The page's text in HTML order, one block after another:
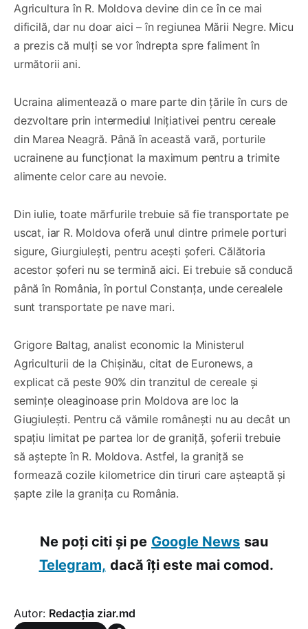
Agricultura în R. Moldova devine din ce în ce mai
dificilă, dar nu doar aici – în regiunea Mării Negre. Micu
a prezis că mulți se vor îndrepta spre faliment în
următorii ani.
Ucraina alimentează o mare parte din țările în curs de
dezvoltare prin intermediul Inițiativei pentru cereale
din Marea Neagră. Până în această vară, porturile
ucrainene au funcționat la maximum pentru a trimite
alimente celor care au nevoie.
Din iulie, toate mărfurile trebuie să fie transportate pe
uscat, iar R. Moldova oferă unul dintre primele porturi
sigure, Giurgiulești, pentru acești șoferi. Călătoria
acestor șoferi nu se termină aici. Ei trebuie să conducă
până în România, în portul Constanța, unde cerealele
sunt transportate pe nave mari.
Grigore Baltag, analist economic la Ministerul
Agriculturii de la Chișinău, citat de Euronews, a
explicat că peste 90% din tranzitul de cereale și
semințe oleaginoase prin Moldova are loc la
Giugiulești. Pentru că vămile românești nu au decât un
spațiu limitat pe partea lor de graniță, șoferii trebuie
să aștepte în R. Moldova. Astfel, la graniță se
formează cozile kilometrice din tiruri care așteaptă și
șapte zile la granița cu România.
Ne poți citi și pe Google News sau
Telegram, dacă îți este mai comod.
Autor: Redacția ziar.md